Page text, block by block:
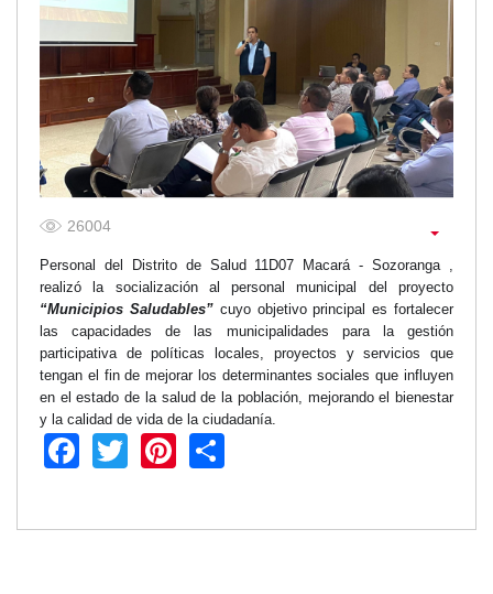
26004
Personal del Distrito de Salud 11D07 Macará - Sozoranga ,
realizó la socialización al personal municipal del proyecto
“Municipios Saludables” cuyo objetivo principal es fortalecer
las capacidades de las municipalidades para la gestión
participativa de políticas locales, proyectos y servicios que
tengan el fin de mejorar los determinantes sociales que influyen
en el estado de la salud de la población, mejorando el bienestar
y la calidad de vida de la ciudadanía.
Facebook
TwitterPinterest
Transparencia
GAD Macará
2026
2025
2020
2022
2021
2016
2019
2018
2017
2015
2014
2012